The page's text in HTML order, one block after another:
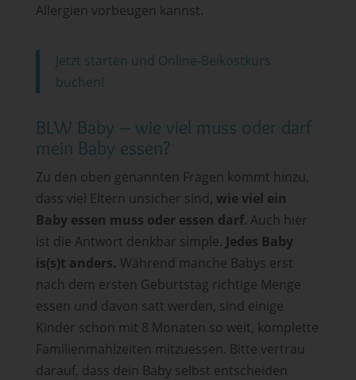
Allergien vorbeugen kannst.
Jetzt starten und Online-Beikostkurs
buchen!
BLW Baby – wie viel muss oder darf
mein Baby essen?
Zu den oben genannten Fragen kommt hinzu,
dass viel Eltern unsicher sind, wie viel ein
Baby essen muss oder essen darf. Auch hier
ist die Antwort denkbar simple. Jedes Baby
is(s)t anders. Während manche Babys erst
nach dem ersten Geburtstag richtige Menge
essen und davon satt werden, sind einige
Kinder schon mit 8 Monaten so weit, komplette
Familienmahlzeiten mitzuessen. Bitte vertrau
darauf, dass dein Baby selbst entscheiden